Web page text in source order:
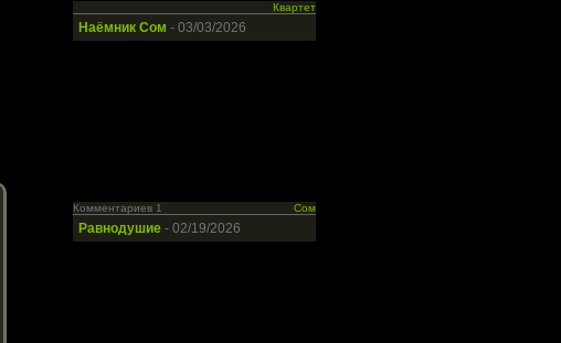
Квартет
Наёмник Сом - 03/03/2026
Комментариев 1 Сом
Равнодушие - 02/19/2026